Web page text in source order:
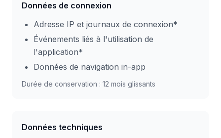
Données de connexion
Adresse IP et journaux de connexion*
Événements liés à l'utilisation de
l'application*
Données de navigation in-app
Durée de conservation : 12 mois glissants
Données techniques